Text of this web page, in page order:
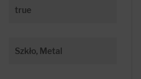
true
Szkło, Metal